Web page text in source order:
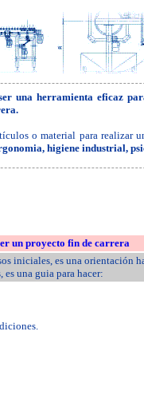
una herramienta eficaz
o material para realizar
higiene industrial,
un proyecto fin de carrera
iniciales, es una orientación
es una guia para hacer: